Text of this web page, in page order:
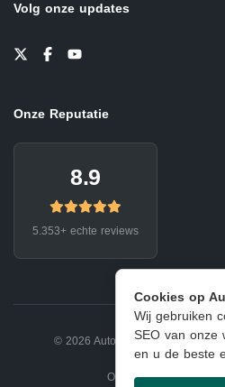
Cookies op
Wij gebruiken
SEO van onze
en u de beste
Volg onze updates
Onze Reputatie
8.9
5.353+ echte reviews
© 2026 Autobanden Prijsvechter.
Onderdeel van EJ